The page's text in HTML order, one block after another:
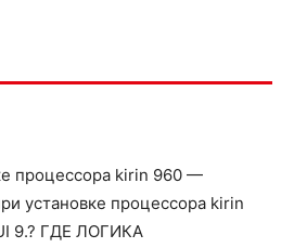
процессора kirin 960 —
установке процессора kirin
9.? ГДЕ ЛОГИКА